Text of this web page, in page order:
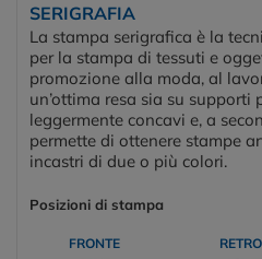
SERIGRAFIA
La stampa serigrafica è la
per la stampa di tessuti e
promozione alla moda, al
un’ottima resa sia su supporti
leggermente concavi e, a
permette di ottenere stampe
incastri di due o più colori.
Posizioni di stampa
FRONTE RETRO